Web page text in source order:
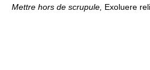
Mettre hors de scrupule, Exoluere